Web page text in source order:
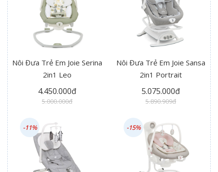
Nôi Đưa Trẻ Em Joie Serina
2in1 Leo
4.450.000đ
5.000.000đ
Nôi Đưa Trẻ Em Joie Sansa
2in1 Portrait
5.075.000đ
5.890.909đ
-11% -15%